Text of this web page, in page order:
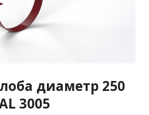
диаметр 250
3005